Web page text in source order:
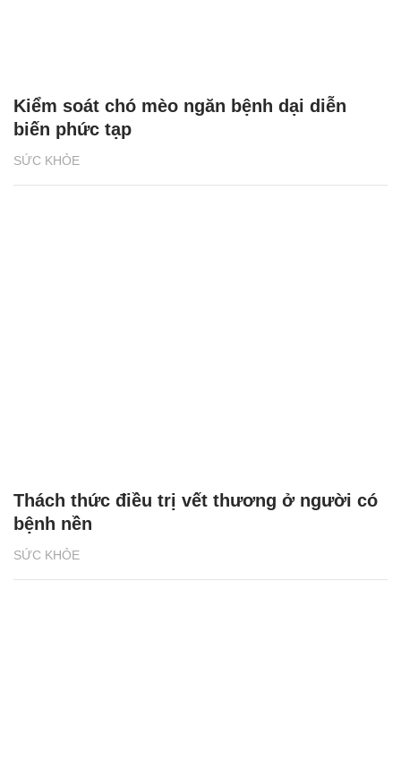
SỨC KHỎE
Kiểm soát chó mèo ngăn bệnh dại diễn
biến phức tạp
SỨC KHỎE
Thách thức điều trị vết thương ở người có
bệnh nền